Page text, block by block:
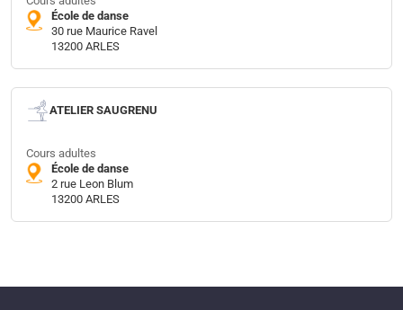
École de danse
30 rue Maurice Ravel
13200 ARLES
ATELIER SAUGRENU
Cours adultes
École de danse
2 rue Leon Blum
13200 ARLES